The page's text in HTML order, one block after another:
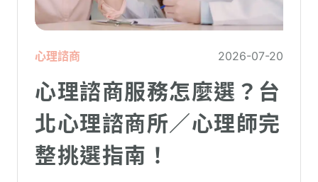
心理諮商 2026-07-20
心理諮商服務怎麼選？台
北心理諮商所／心理師完
整挑選指南！